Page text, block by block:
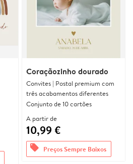
Coraçãozinho dourado
Convites | Postal premium com
três acabamentos diferentes
Conjunto de 10 cartões
A partir de
10,99 €
offers Preços Sempre Baixos